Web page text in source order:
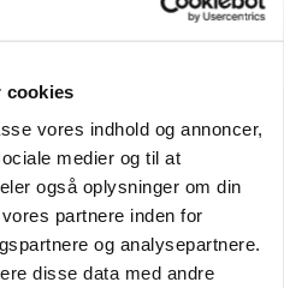
cookies
vores indhold og annoncer,
medier og til at
også oplysninger om din
partnere inden for
og analysepartnere.
disse data med andre
til naturprojekter